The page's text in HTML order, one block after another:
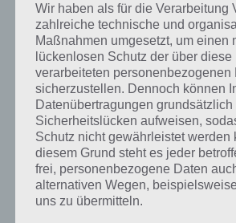
in 4 Bilder 1 Wort, doch welche Bedeutung
was gibt es dazu zu wissen? Passt das Wort
bestimmten Lösungen präsentieren wir daher
kurze Begriffserklärung!
Zu Drachen haben wir zunächst keine
Auf WhatsApp teilen Teilen
Wir haben als für die Verarbeitung
zahlreiche technische und
Maßnahmen umgesetzt, um einen
lückenlosen Schutz der über diese
verarbeiteten personenbezogenen
sicherzustellen. Dennoch können
Datenübertragungen grundsätzlich
Sicherheitslücken aufweisen,
Schutz nicht gewährleistet werden
diesem Grund steht es jeder
frei, personenbezogene Daten
alternativen Wegen,
uns zu übermitteln.